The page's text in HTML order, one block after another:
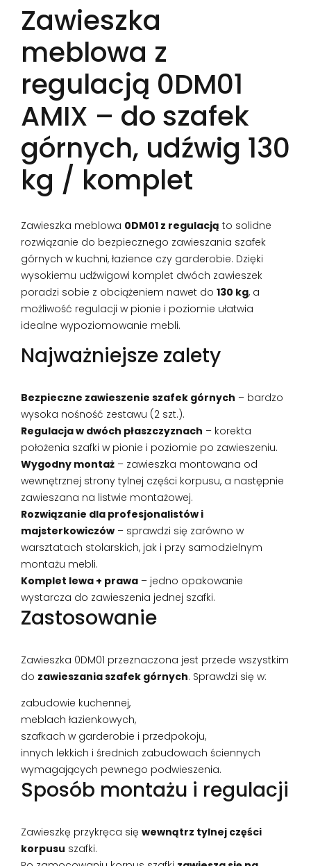
Zawieszka
meblowa z
regulacją 0DM01
AMIX – do szafek
górnych, udźwig 130
kg / komplet
Zawieszka meblowa 0DM01 z regulacją to solidne
rozwiązanie do bezpiecznego zawieszania szafek
górnych w kuchni, łazience czy garderobie. Dzięki
wysokiemu udźwigowi komplet dwóch zawieszek
poradzi sobie z obciążeniem nawet do 130 kg, a
możliwość regulacji w pionie i poziomie ułatwia
idealne wypoziomowanie mebli.
Najważniejsze zalety
Bezpieczne zawieszenie szafek górnych – bardzo
wysoka nośność zestawu (2 szt.).
Regulacja w dwóch płaszczyznach – korekta
położenia szafki w pionie i poziomie po zawieszeniu.
Wygodny montaż – zawieszka montowana od
wewnętrznej strony tylnej części korpusu, a następnie
zawieszana na listwie montażowej.
Rozwiązanie dla profesjonalistów i
majsterkowiczów – sprawdzi się zarówno w
warsztatach stolarskich, jak i przy samodzielnym
montażu mebli.
Komplet lewa + prawa – jedno opakowanie
wystarcza do zawieszenia jednej szafki.
Zastosowanie
Zawieszka 0DM01 przeznaczona jest przede wszystkim
do zawieszania szafek górnych. Sprawdzi się w:
zabudowie kuchennej,
meblach łazienkowych,
szafkach w garderobie i przedpokoju,
innych lekkich i średnich zabudowach ściennych
wymagających pewnego podwieszenia.
Sposób montażu i regulacji
Zawieszkę przykręca się wewnątrz tylnej części
korpusu szafki.